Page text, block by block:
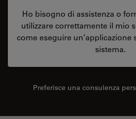
Ho bisogno di assistenza o
utilizzare correttamente il mio
come eseguire un’applicazione
sistema.
Preferisce una consulenza